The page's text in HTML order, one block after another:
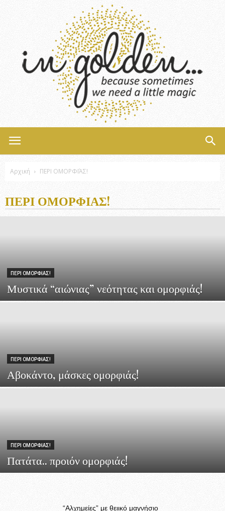
Αρχική ΠΕΡΙ ΟΜΟΡΦΙΆΣ!
ΠΕΡΙ ΟΜΟΡΦΙΆΣ!
ΠΕΡΙ ΟΜΟΡΦΙΆΣ!
Μυστικά “αιώνιας” νεότητας και ομορφιάς!
ΠΕΡΙ ΟΜΟΡΦΙΆΣ!
Αβοκάντο, μάσκες ομορφιάς!
ΠΕΡΙ ΟΜΟΡΦΙΆΣ!
Πατάτα.. προιόν ομορφιάς!
“Αλχημείες” με θειικό μαγνήσιο